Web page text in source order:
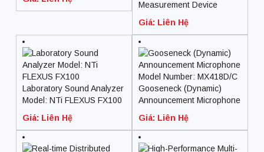
Measurement Device
Model: XL2 Acoustic
Analyzer
Giá: Liên Hệ
Laboratory Sound Analyzer
Model: NTi FLEXUS FX100
Giá: Liên Hệ
Gooseneck (Dynamic)
Announcement Microphone
Model Number: MX418D/C
Giá: Liên Hệ